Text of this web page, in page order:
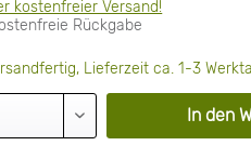
kostenfreier Versand!
Rückgabe
Lieferzeit ca. 1-3
In den